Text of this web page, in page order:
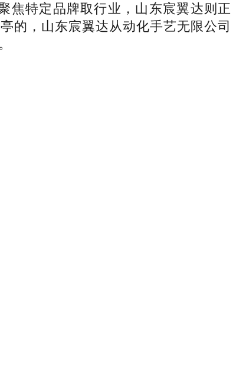
焦特定品牌取行业，山东宸翼达则正
的，山东宸翼达从动化手艺无限公司